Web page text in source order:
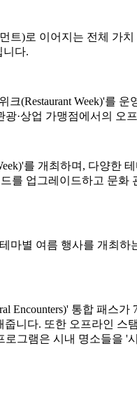
트)로 이어지는 전체
니다.
(Restaurant Week)'를
·상업 가맹점에서의 오
를 개최하며, 다양한
를 업그레이드하고 문
별 여름 행사를 개최
Encounters)' 통합 패스
니다. 또한 오프라인 스
그램은 시내 명소들을